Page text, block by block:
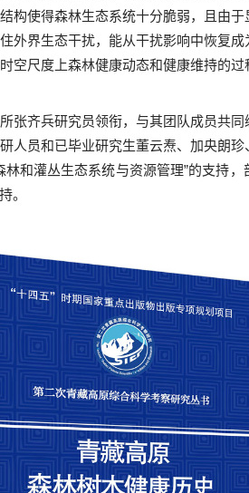
构使得森林生态系统十分脆弱，且由
外界生态干扰，能从干扰影响中恢复
空尺度上森林健康动态和健康维持的
张齐兵研究员领衔，与其团队成员共
人员和已毕业研究生董云焘、加央朗
和灌丛生态系统与资源管理”的支持
。